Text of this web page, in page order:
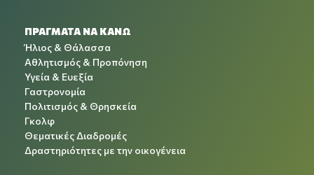
ΠΡΑΓΜΑΤΑ ΝΑ ΚΑΝΩ
Ήλιος & Θάλασσα
Αθλητισμός & Προπόνηση
Υγεία & Ευεξία
Γαστρονομία
Πολιτισμός & Θρησκεία
Γκολφ
Θεματικές Διαδρομές
Δραστηριότητες με την οικογένεια